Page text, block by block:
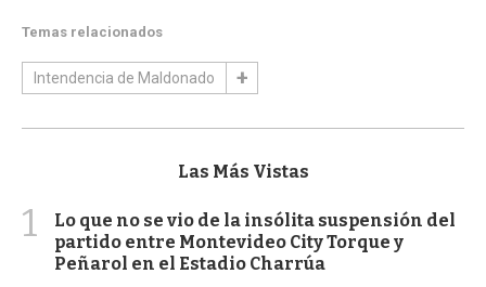
Temas relacionados
Intendencia de Maldonado
Las Más Vistas
1
Lo que no se vio de la insólita suspensión del
partido entre Montevideo City Torque y
Peñarol en el Estadio Charrúa